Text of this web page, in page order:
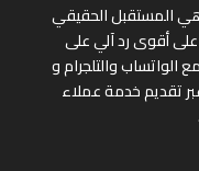
هي المستقبل الحقيقي
أقوى رد آلي على
والتلجرام و
تقديم خدمة عملاء